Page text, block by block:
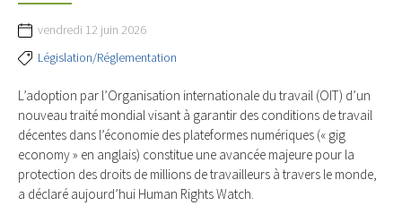
vendredi 12 juin 2026
Législation/Réglementation
L’adoption par l’Organisation internationale du travail (OIT) d’un
nouveau traité mondial visant à garantir des conditions de travail
décentes dans l’économie des plateformes numériques (« gig
economy » en anglais) constitue une avancée majeure pour la
protection des droits de millions de travailleurs à travers le monde,
a déclaré aujourd’hui Human Rights Watch.